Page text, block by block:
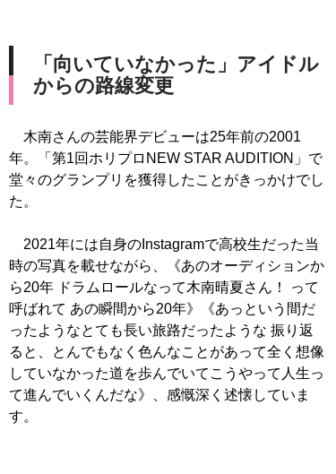
「向いていなかった」アイドル
からの路線変更
木南さんの芸能界デビューは25年前の2001
年。「第1回ホリプロNEW STAR AUDITION」で
堂々のグランプリを獲得したことがきっかけでし
た。
2021年には自身のInstagramで高校生だった当
時の写真を載せながら、《あのオーディションか
ら20年 ドラムロールなって木南晴夏さん！ って
呼ばれて あの瞬間から20年》《あっという間だ
ったようなとても長い旅路だったような 振り返
ると、とんでもなく色んなことがあって全く想像
していなかった道を歩んでいてこうやって人生っ
て進んでいくんだな》、感慨深く述懐していま
す。